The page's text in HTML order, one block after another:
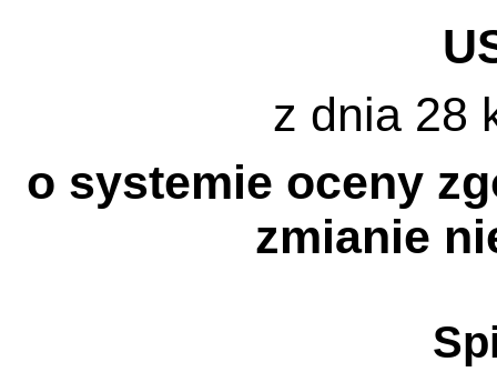
z dnia 28
o systemie oceny
zmianie